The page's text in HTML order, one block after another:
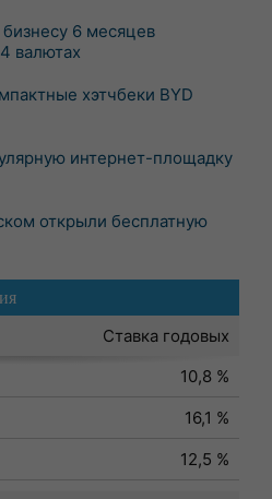
6 месяцев
валютах
хэтчбеки BYD
интернет-площадку
открыли бесплатную
Ставка годовых
10,8 %
16,1 %
12,5 %